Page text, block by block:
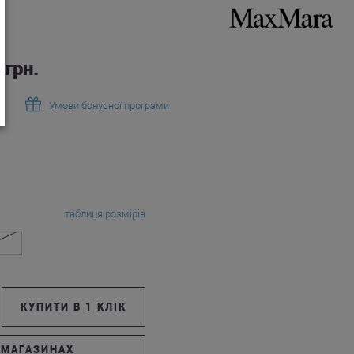
грн.
Умови бонусної програми
таблиця розмірів
КУПИТИ В 1 КЛІК